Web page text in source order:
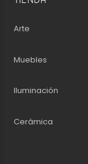
Arte
Muebles
Iluminación
Cerámica